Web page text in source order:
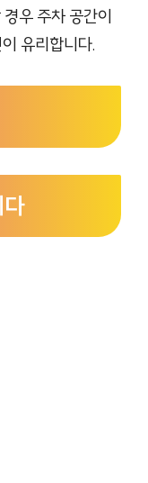
우 주차 공간이
유리합니다.